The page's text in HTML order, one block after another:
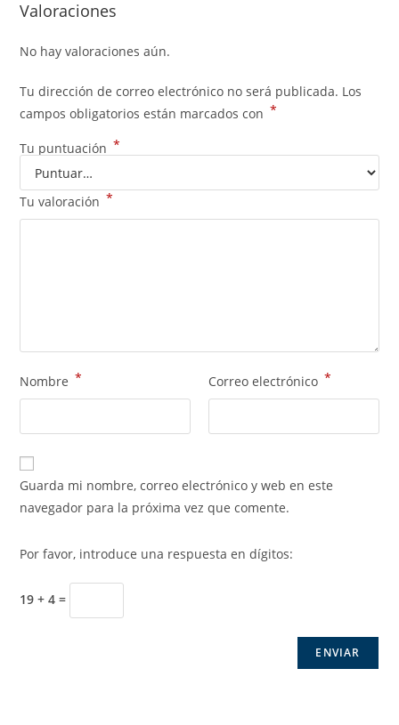
Valoraciones
No hay valoraciones aún.
Tu dirección de correo electrónico no será publicada. Los
campos obligatorios están marcados con *
Tu puntuación *
Tu valoración *
Nombre * Correo electrónico *
Guarda mi nombre, correo electrónico y web en este
navegador para la próxima vez que comente.
Por favor, introduce una respuesta en dígitos:
19 + 4 =